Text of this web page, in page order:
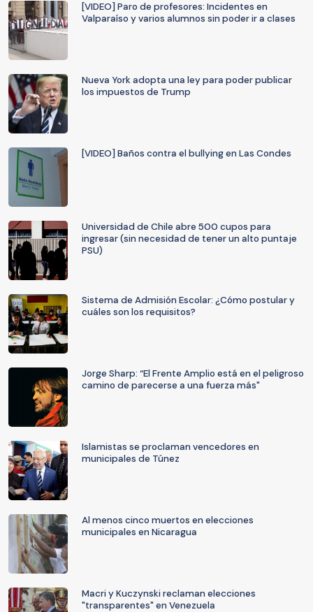
[VIDEO] Paro de profesores: Incidentes en
Valparaíso y varios alumnos sin poder ir a clases
Nueva York adopta una ley para poder publicar
los impuestos de Trump
[VIDEO] Baños contra el bullying en Las Condes
Universidad de Chile abre 500 cupos para
ingresar (sin necesidad de tener un alto puntaje
PSU)
Sistema de Admisión Escolar: ¿Cómo postular y
cuáles son los requisitos?
Jorge Sharp: “El Frente Amplio está en el peligroso
camino de parecerse a una fuerza más"
Islamistas se proclaman vencedores en
municipales de Túnez
Al menos cinco muertos en elecciones
municipales en Nicaragua
Macri y Kuczynski reclaman elecciones
"transparentes" en Venezuela